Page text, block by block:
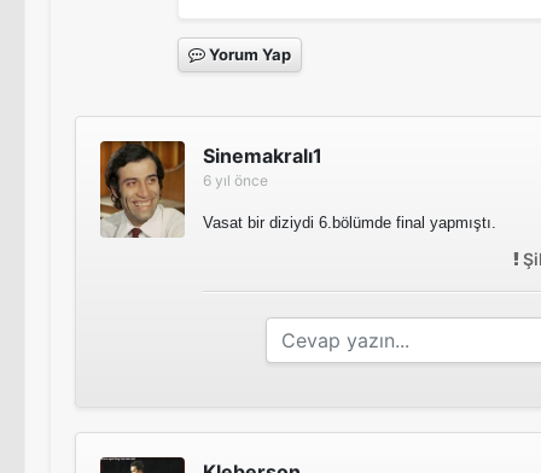
Yorum Yap
Sinemakralı1
6 yıl önce
Vasat bir diziydi 6.bölümde final yapmıştı.